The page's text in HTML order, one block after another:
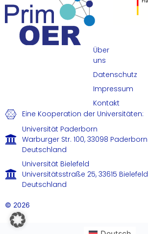
Über
uns
Datenschutz
Impressum
Kontakt
Eine Kooperation der Universitäten:
Universität Paderborn
Warburger Str. 100, 33098 Paderborn
Deutschland
Universität Bielefeld
Universitätsstraße 25, 33615 Bielefeld
Deutschland
© 2026